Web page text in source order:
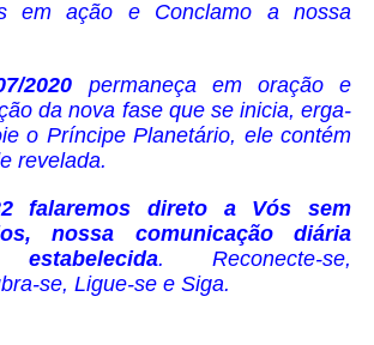
em ação e Conclamo a nossa
2020 permaneça em oração e
da nova fase que se inicia, erga-
o Príncipe Planetário, ele contém
revelada.
falaremos direto a Vós sem
nossa comunicação diária
. Reconecte-se,
se, Ligue-se e Siga.